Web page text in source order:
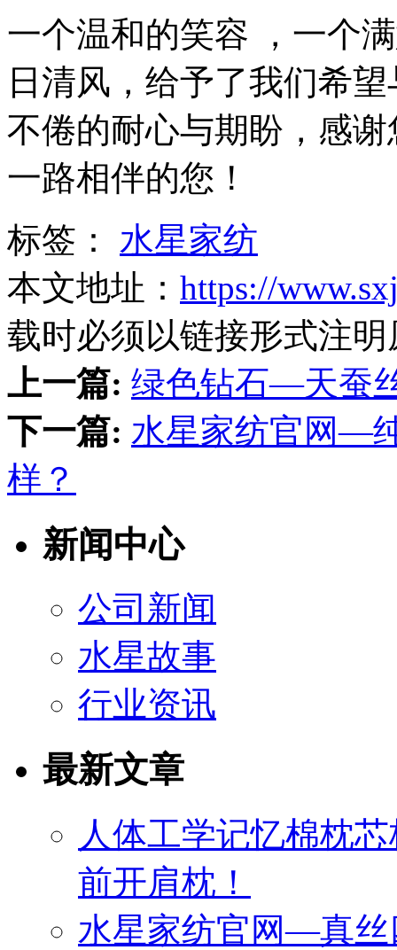
一个温和的笑容 ，一个
日清风，给予了我们希
不倦的耐心与期盼，感
一路相伴的您！
标签： 水星家纺
本文地址： https://
载时必须以链接形式注
上一篇: 绿色钻石—天蚕
下一篇: 水星家纺官网—
样？
新闻中心
公司新闻
水星故事
行业资讯
最新文章
人体工学记忆棉枕
前开肩枕！
水星家纺官网—真丝